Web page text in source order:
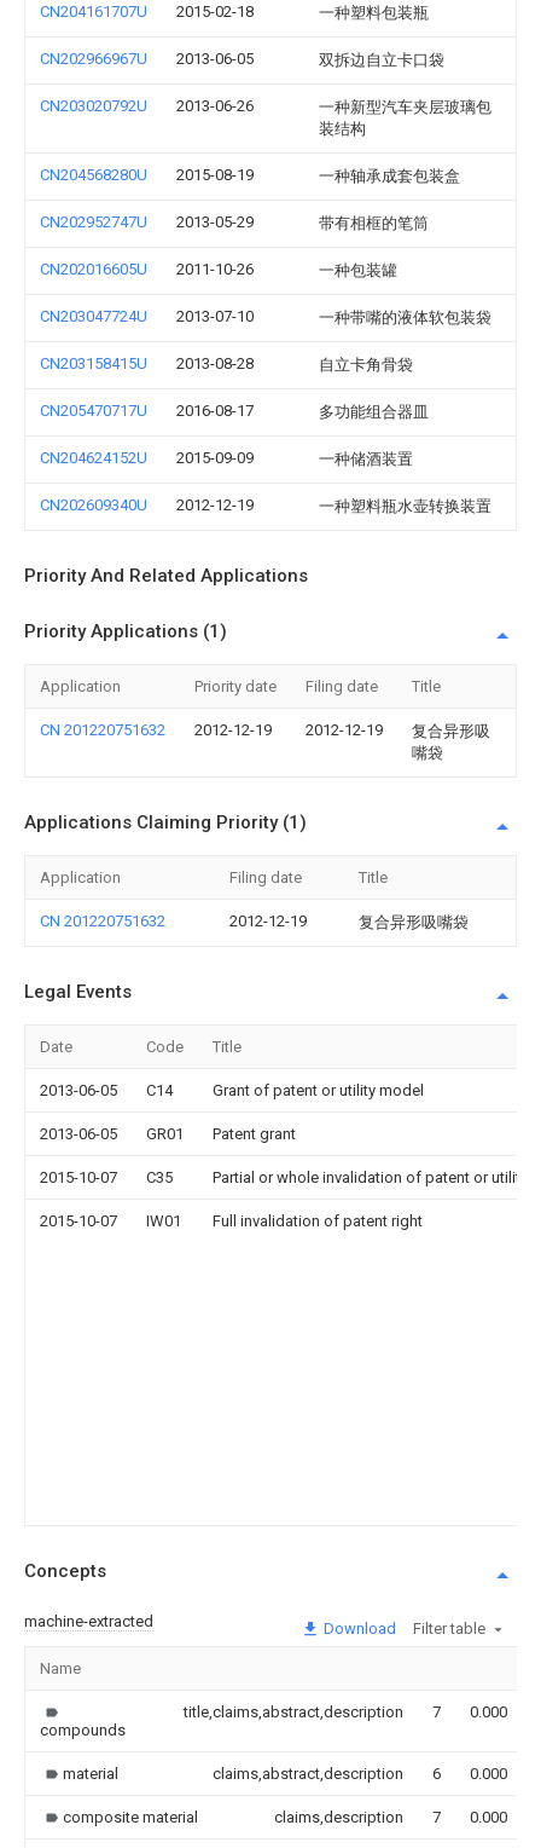
CN204161707U 2015-02-18 一种塑料包装瓶
CN202966967U 2013-06-05 双拆边自立卡口袋
CN203020792U 2013-06-26
一种新型汽车夹层玻璃包
装结构
CN204568280U 2015-08-19 一种轴承成套包装盒
CN202952747U 2013-05-29 带有相框的笔筒
CN202016605U 2011-10-26 一种包装罐
CN203047724U 2013-07-10 一种带嘴的液体软包装袋
CN203158415U 2013-08-28 自立卡角骨袋
CN205470717U 2016-08-17 多功能组合器皿
CN204624152U 2015-09-09 一种储酒装置
CN202609340U 2012-12-19 一种塑料瓶水壶转换装置
Priority And Related Applications
Priority Applications (1)
Application Priority date Filing date Title
CN 201220751632 2012-12-19 2012-12-19
复合异形吸
嘴袋
Applications Claiming Priority (1)
Application Filing date Title
CN 201220751632 2012-12-19 复合异形吸嘴袋
Legal Events
Date Code Title
2013-06-05 C14 Grant of patent or utility model
2013-06-05 GR01 Patent grant
2015-10-07 C35 Partial or whole invalidation of patent or utility
2015-10-07 IW01 Full invalidation of patent right
Concepts
machine-extracted Download Filter table
Name
compounds
title,claims,abstract,description 7 0.000
material claims,abstract,description 6 0.000
composite material claims,description 7 0.000